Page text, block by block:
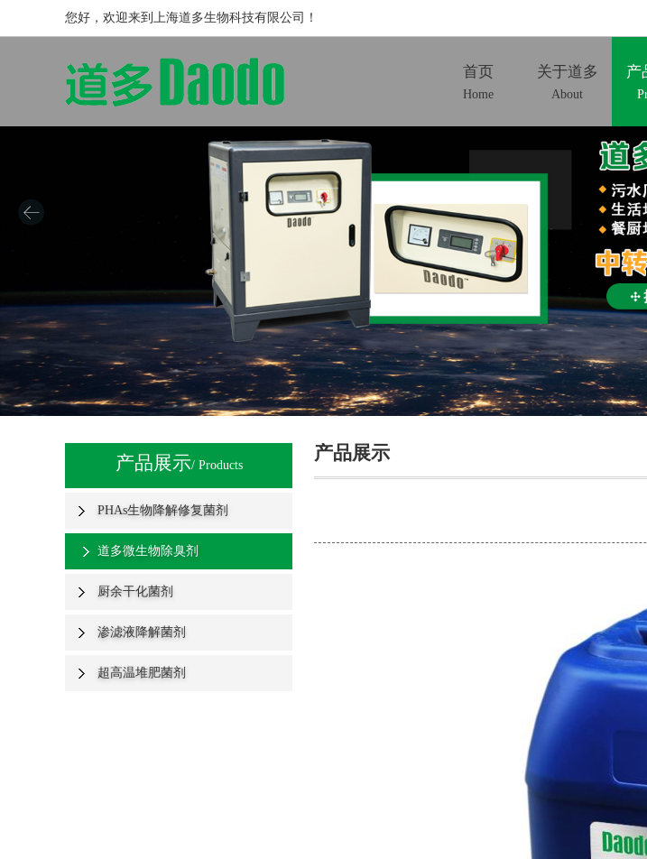
您好，欢迎来到上海道多生物科技有限公司！
首页
Home
关于道多
About
产
产品展示/ Products
PHAs生物降解修复菌剂
道多微生物除臭剂
厨余干化菌剂
渗滤液降解菌剂
超高温堆肥菌剂
产品展示